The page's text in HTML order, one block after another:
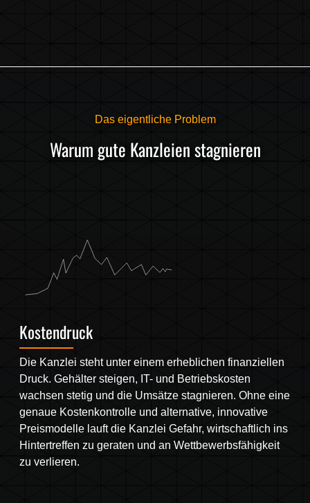
Das eigentliche Problem
Warum gute Kanzleien stagnieren
Kostendruck
Die Kanzlei steht unter einem erheblichen finanziellen
Druck. Gehälter steigen, IT- und Betriebskosten
wachsen stetig und die Umsätze stagnieren. Ohne eine
genaue Kostenkontrolle und alternative, innovative
Preismodelle lauft die Kanzlei Gefahr, wirtschaftlich ins
Hintertreffen zu geraten und an Wettbewerbsfähigkeit
zu verlieren.